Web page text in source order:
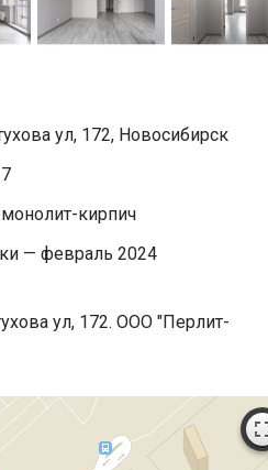
ул, 172, Новосибирск
кирпич
— февраль 2024
ул, 172. ООО "Перлит-